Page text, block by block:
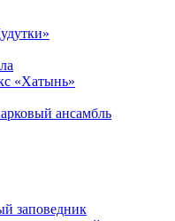
«Хатынь»
ансамбль
заповедник